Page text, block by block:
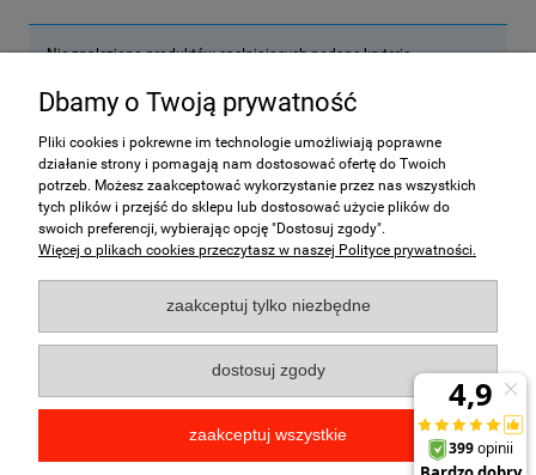
Nie znaleziono produktów spełniających podane kryteria.
Pomoc
Moje konto
Informacje
Kontakt: bok@damtry.pl
789-
Dbamy o Twoją prywatność
Pliki cookies i pokrewne im technologie umożliwiają poprawne
działanie strony i pomagają nam dostosować ofertę do Twoich
potrzeb. Możesz zaakceptować wykorzystanie przez nas wszystkich
tych plików i przejść do sklepu lub dostosować użycie plików do
swoich preferencji, wybierając opcję "Dostosuj zgody".
Więcej o plikach cookies przeczytasz w naszej Polityce prywatności.
zaakceptuj tylko niezbędne
dostosuj zgody
zaakceptuj wszystkie